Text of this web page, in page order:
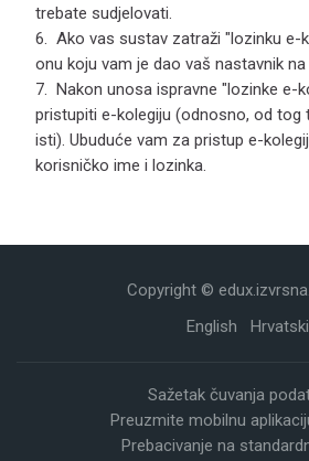
trebate sudjelovati.
Ako vas sustav zatraži "lozinku e-
onu koju vam je dao vaš nastavnik
Nakon unosa ispravne "lozinke e-
pristupiti e-kolegiju (odnosno, od tog
isti). Ubuduće vam za pristup e-
korisničko ime i lozinka.
Copyright ©
English
Hrvatski
Sažetak čuvanja
Preuzmite mobilnu
Prebacivanje na